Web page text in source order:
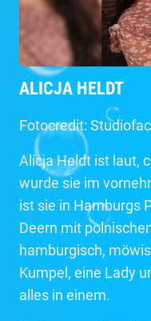
ALICJA HELDT
Fotocredit:
Alicja Heldt ist laut,
wurde sie im
ist sie in Hamburgs
Deern mit
hamburgisch,
Kumpel, eine Lady
alles in einem.